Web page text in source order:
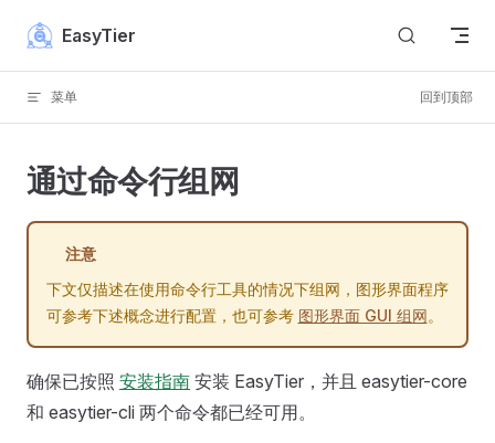
Skip to content
EasyTier
菜单 回到顶部
通过命令行组网
注意
下文仅描述在使用命令行工具的情况下组网，图形界面程序
可参考下述概念进行配置，也可参考 图形界面 GUI 组网。
确保已按照 安装指南 安装 EasyTier，并且 easytier-core
和 easytier-cli 两个命令都已经可用。